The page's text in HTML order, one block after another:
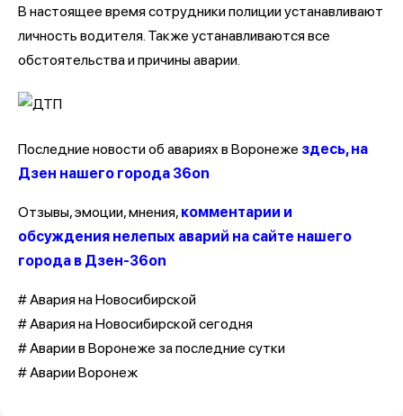
В настоящее время сотрудники полиции устанавливают
личность водителя. Также устанавливаются все
обстоятельства и причины аварии.
Последние новости об авариях в Воронеже здесь, на
Дзен нашего города 36on
Отзывы, эмоции, мнения, комментарии и
обсуждения нелепых аварий на сайте нашего
города в Дзен-36on
# Авария на Новосибирской
# Авария на Новосибирской сегодня
# Аварии в Воронеже за последние сутки
# Аварии Воронеж